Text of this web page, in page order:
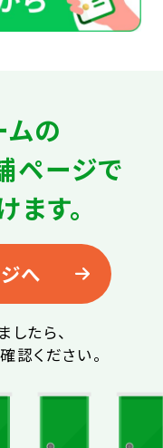
ムの
ページで
す。
へ
たら、
認ください。